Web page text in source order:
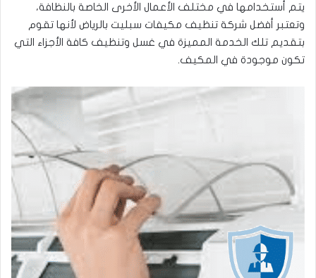
يتم أستخدامها في مختلف الأعمال الأخرى الخاصة بالنظافة،
وتعتبر أفضل شركة تنظيف مكيفات سبليت بالرياض لأنها تقوم
بتقديم تلك الخدمة المميزة في غسل وتنظيف كافة الأجزاء التي
تكون موجودة في المكيف.